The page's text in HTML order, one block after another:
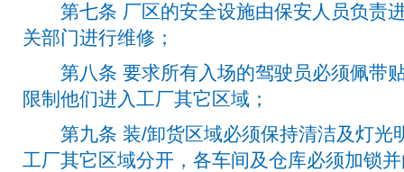
第七条 厂区的安全设施由保安人员负责
关部门进行维修；
第八条 要求所有入场的驾驶员必须佩带
限制他们进入工厂其它区域；
第九条 装/卸货区域必须保持清洁及灯光
工厂其它区域分开，各车间及仓库必须加锁